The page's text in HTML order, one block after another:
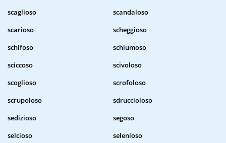
scaglioso
scandaloso
scarioso
scheggioso
schifoso
schiumoso
sciccoso
scivoloso
scoglioso
scrofoloso
scrupoloso
sdruccioloso
sedizioso
segoso
selcioso
selenioso